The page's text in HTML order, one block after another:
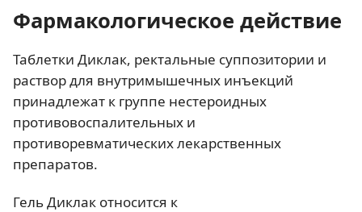
Фармакологическое действие
Таблетки Диклак, ректальные суппозитории и
раствор для внутримышечных инъекций
принадлежат к группе нестероидных
противовоспалительных и
противоревматических лекарственных
препаратов.
Гель Диклак относится к